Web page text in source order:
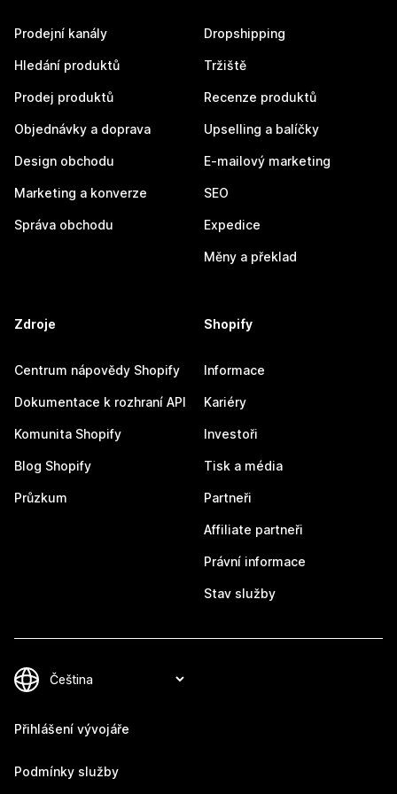
Prodejní kanály
Hledání produktů
Prodej produktů
Objednávky a doprava
Design obchodu
Marketing a konverze
Správa obchodu
Dropshipping
Tržiště
Recenze produktů
Upselling a balíčky
E-mailový marketing
SEO
Expedice
Měny a překlad
Zdroje
Centrum nápovědy Shopify
Dokumentace k rozhraní API
Komunita Shopify
Blog Shopify
Průzkum
Shopify
Informace
Kariéry
Investoři
Tisk a média
Partneři
Affiliate partneři
Právní informace
Stav služby
Přihlášení vývojáře
Podmínky služby